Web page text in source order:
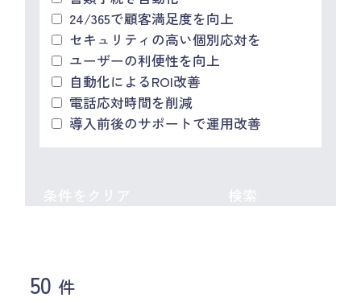
24/365で顧客満足度を向上
セキュリティの高い個別応対を
ユーザーの利便性を向上
自動化によるROI改善
電話応対時間を削減
導入前後のサポートで運用改善
条件をクリア 検索
50 件